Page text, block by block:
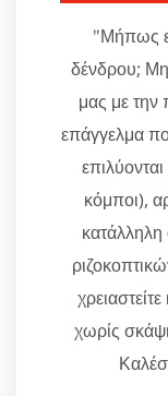
"Μήπως
δένδρου;
μας με την
επάγγελμα
επιλύονται
κόμποι),
χωρίς